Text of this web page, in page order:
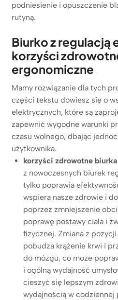
podniesienie i opuszczenie
rutyną.
Biurko z regulacją
korzyści
ergonomiczne
Mamy rozwiązanie dla tych
części tekstu dowiesz się o
elektrycznych, które są
zapewnić wygodne warunki
czasu wolnego, dbając
użytkownika.
korzyści zdrowotne
z nowoczesnych biurek
tylko poprawia
wspiera nasze zdrowie i
poprzez zmniejszenie
poprawę postawy ciała i
fizycznej. Zmiana z
pobudza krążenie krwi i
do mózgu, co może
i ogólną wydajność
cieszyć się lepszym
wydajnością w codziennej